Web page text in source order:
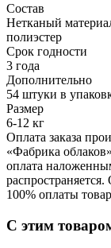
Состав
Нетканый
полиэстер
Срок годности
3 года
Дополнительно
54 штуки в
Размер
6-12 кг
Оплата заказа
«Фабрика
оплата
100% оплаты
С этим